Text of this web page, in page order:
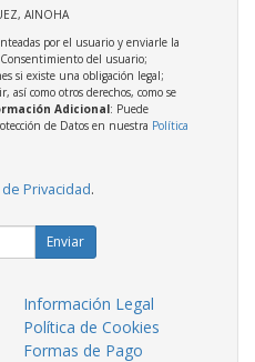
AINOHA
por el usuario y enviarle la
del usuario;
si existe una obligación legal;
así como otros derechos, como se
Adicional: Puede
de Datos en nuestra Política
Privacidad.
Enviar
Información Legal
Política de Cookies
Formas de Pago